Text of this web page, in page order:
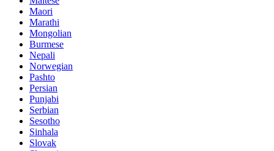
Maori
Marathi
Mongolian
Burmese
Nepali
Norwegian
Pashto
Persian
Punjabi
Serbian
Sesotho
Sinhala
Slovak